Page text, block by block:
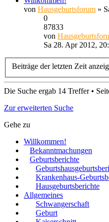
von Hausgeburtsforum »
0
87833
von
Sa 28. Apr 2012,
Beiträge der letzten Zeit
Die Suche ergab 14 Treffer •
Zur erweiterten Suche
Gehe zu
Willkommen!
Bekanntmachungen
Geburtsberichte
Krankenhaus-
Hausgeburtsberichte
Allgemeines
Schwangerschaft
Geburt